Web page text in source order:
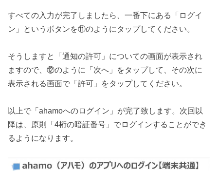
すべての入力が完了しましたら、一番下にある「ログイ
ン」というボタンを⑪のようにタップしてください。
そうしますと「通知の許可」についての画面が表示され
ますので、⑫のように「次へ」をタップして、その次に
表示される画面で「許可」をタップしてください。
以上で「ahamoへのログイン」が完了致します。次回以
降は、原則「4桁の暗証番号」でログインすることができ
るようになります。